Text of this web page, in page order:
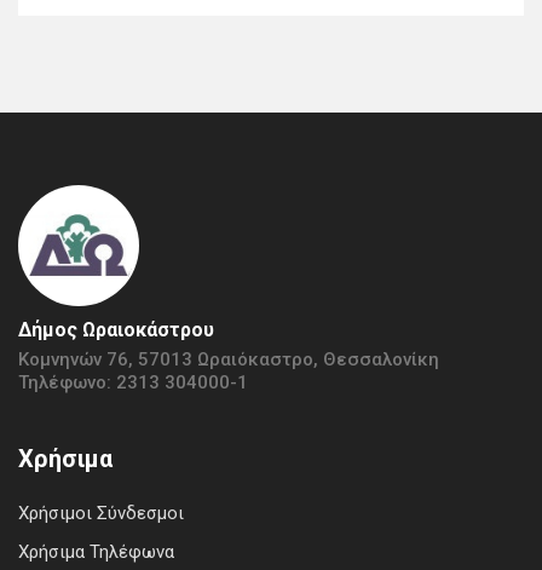
Δήμος Ωραιοκάστρου
Κομνηνών 76, 57013 Ωραιόκαστρο, Θεσσαλονίκη
Τηλέφωνο: 2313 304000-1
Χρήσιμα
Χρήσιμοι Σύνδεσμοι
Χρήσιμα Τηλέφωνα